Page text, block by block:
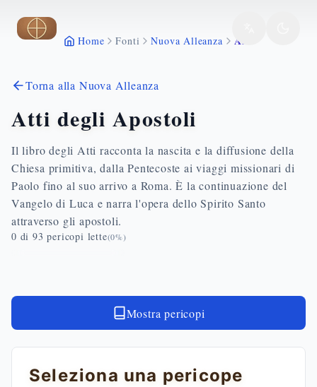
Vai al contenuto principale
Home Fonti Nuova Alleanza Atti
Torna alla Nuova Alleanza
Atti degli Apostoli
Il libro degli Atti racconta la nascita e la diffusione della
Chiesa primitiva, dalla Pentecoste ai viaggi missionari di
Paolo fino al suo arrivo a Roma. È la continuazione del
Vangelo di Luca e narra l'opera dello Spirito Santo
attraverso gli apostoli.
0 di 93 pericopi lette(0%)
Mostra pericopi
Seleziona una pericope